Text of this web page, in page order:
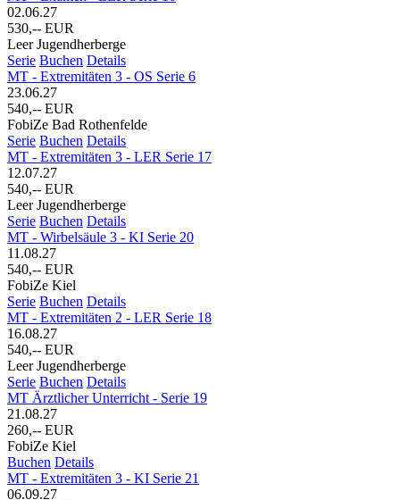
02.06.27
530,-- EUR
Leer Jugendherberge
Serie Buchen Details
MT - Extremitäten 3 - OS Serie 6
23.06.27
540,-- EUR
FobiZe Bad Rothenfelde
Serie Buchen Details
MT - Extremitäten 3 - LER Serie 17
12.07.27
540,-- EUR
Leer Jugendherberge
Serie Buchen Details
MT - Wirbelsäule 3 - KI Serie 20
11.08.27
540,-- EUR
FobiZe Kiel
Serie Buchen Details
MT - Extremitäten 2 - LER Serie 18
16.08.27
540,-- EUR
Leer Jugendherberge
Serie Buchen Details
MT Ärztlicher Unterricht - Serie 19
21.08.27
260,-- EUR
FobiZe Kiel
Buchen Details
MT - Extremitäten 3 - KI Serie 21
06.09.27